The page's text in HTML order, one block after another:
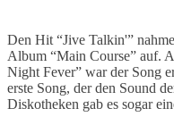
Den Hit “Jive Talkin'”
Album “Main Course” auf.
Night Fever” war der Song
erste Song, der den Sound
Diskotheken gab es sogar